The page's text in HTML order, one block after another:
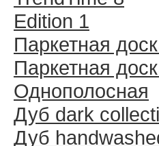
Edition 1
Паркетная
Паркетная
Однополосная
Дуб dark
Дуб